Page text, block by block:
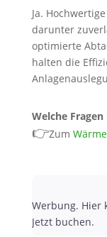
Ja.
darunter
optimierte
halten die
Welche Fragen
👉Zum
Werbung. Hier
Jetzt buchen.